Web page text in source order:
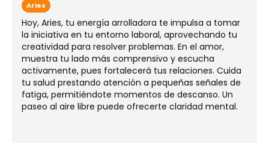
Aries
Hoy, Aries, tu energía arrolladora te impulsa a tomar
la iniciativa en tu entorno laboral, aprovechando tu
creatividad para resolver problemas. En el amor,
muestra tu lado más comprensivo y escucha
activamente, pues fortalecerá tus relaciones. Cuida
tu salud prestando atención a pequeñas señales de
fatiga, permitiéndote momentos de descanso. Un
paseo al aire libre puede ofrecerte claridad mental.